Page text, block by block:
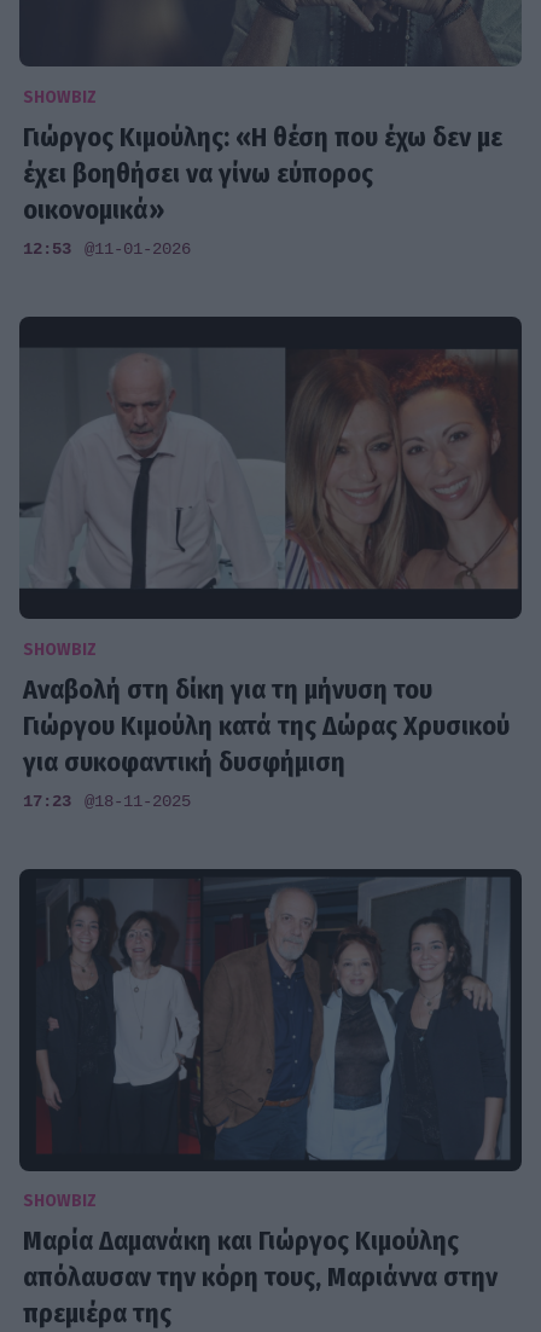
SHOWBIZ
Γιώργος Κιμούλης: «Η θέση που έχω δεν με
έχει βοηθήσει να γίνω εύπορος
οικονομικά»
12:53 @11-01-2026
SHOWBIZ
Αναβολή στη δίκη για τη μήνυση του
Γιώργου Κιμούλη κατά της Δώρας Χρυσικού
για συκοφαντική δυσφήμιση
17:23 @18-11-2025
SHOWBIZ
Μαρία Δαμανάκη και Γιώργος Κιμούλης
απόλαυσαν την κόρη τους, Μαριάννα στην
πρεμιέρα της